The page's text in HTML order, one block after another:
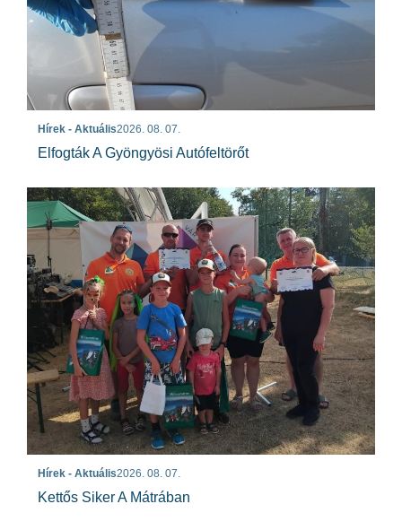
Hírek - Aktuális2026. 08. 07.
Elfogták A Gyöngyösi Autófeltörőt
Hírek - Aktuális2026. 08. 07.
Kettős Siker A Mátrában